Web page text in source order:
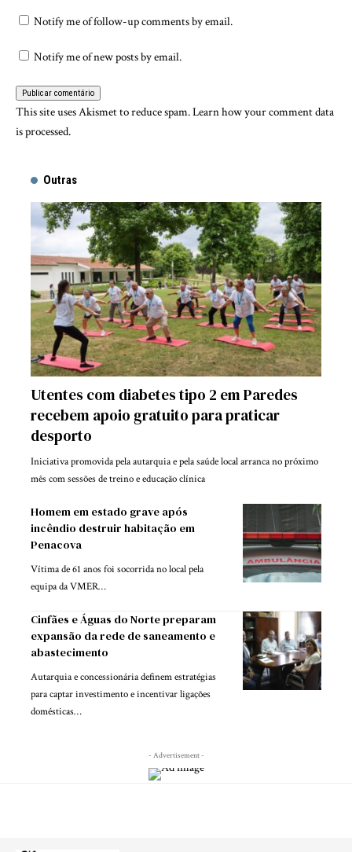
Notify me of follow-up comments by email.
Notify me of new posts by email.
This site uses Akismet to reduce spam.Learn how your comment data
is processed.
Outras
Utentes com diabetes tipo 2 em Paredes
recebem apoio gratuito para praticar
desporto
Iniciativa promovida pela autarquia e pela saúde local arranca no próximo
mês com sessões de treino e educação clínica
Homem em estado grave após
incêndio destruir habitação em
Penacova
Vítima de 61 anos foi socorrida no local pela
equipa da VMER…
Cinfães e Águas do Norte preparam
expansão da rede de saneamento e
abastecimento
Autarquia e concessionária definem estratégias
para captar investimento e incentivar ligações
domésticas…
- Advertisement -